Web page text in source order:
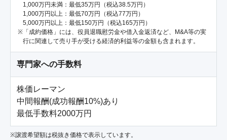
1,000万円未満：最低35万円（税込38.5万円）
1,000万円以上：最低70万円（税込77万円）
5,000万円以上：最低150万円（税込165万円）
「成約価格」には、役員退職慰労金や借入金返済など、M&A等の実
行に関連して売り手が受ける経済的利益等の金額も含まれます。
専門家への手数料
株価レーマン
中間報酬(成功報酬10%)あり
※譲渡希望額は税抜き価格で表示しています。